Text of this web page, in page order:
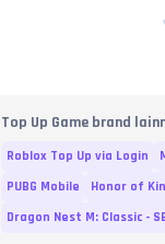
Top Up Game brand
Roblox Top Up via Login
PUBG Mobile
Honor of
Dragon Nest M: Classic -